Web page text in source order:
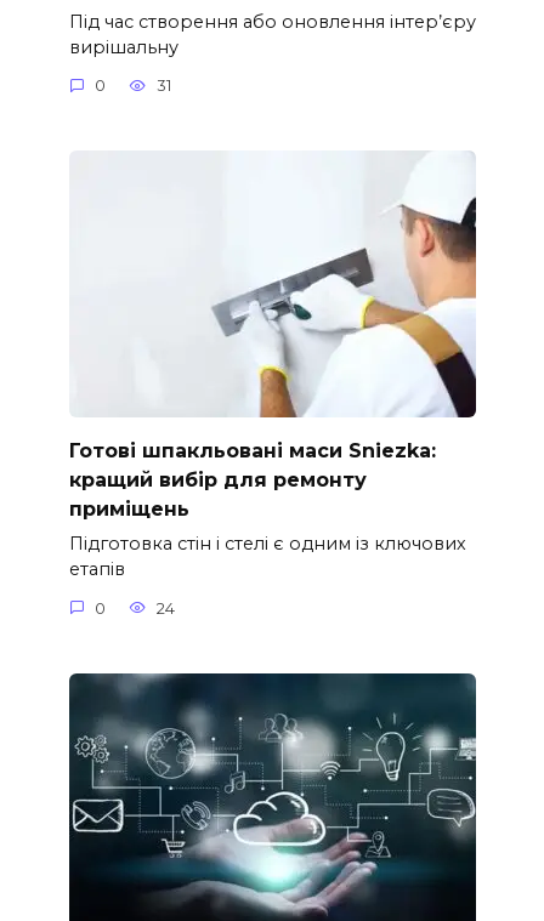
Під час створення або оновлення інтер’єру
вирішальну
0 31
Готові шпакльовані маси Sniezka:
кращий вибір для ремонту
приміщень
Підготовка стін і стелі є одним із ключових
етапів
0 24